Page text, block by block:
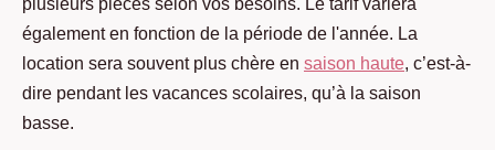
plusieurs pièces selon vos besoins. Le tarif variera
également en fonction de la période de l'année. La
location sera souvent plus chère en saison haute, c’est-à-
dire pendant les vacances scolaires, qu’à la saison
basse.